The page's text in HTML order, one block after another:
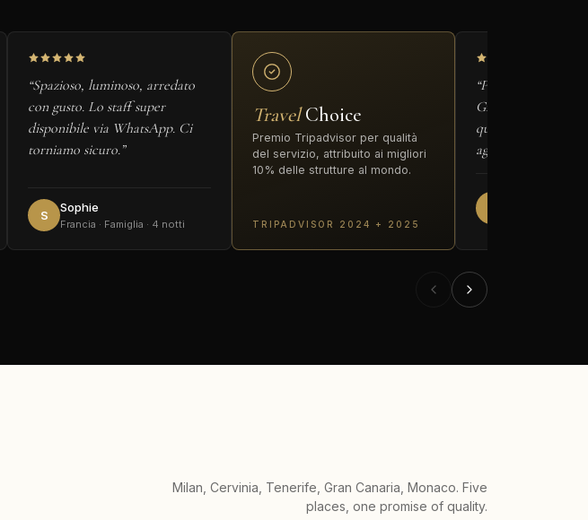
“Spazioso, luminoso, arredato
con gusto. Lo staff super
disponibile via WhatsApp. Ci
torniamo sicuro.”
S
Sophie
Francia · Famiglia · 4 notti
TravelChoice
Premio Tripadvisor per qualità
del servizio, attribuito ai migliori
10% delle strutture al mondo.
TRIPADVISOR 2024 + 2025
“Perfect for a
Great WiFi, a
quiet. Would
again.”
Milan, Cervinia, Tenerife, Gran Canaria, Monaco. Five
places, one promise of quality.